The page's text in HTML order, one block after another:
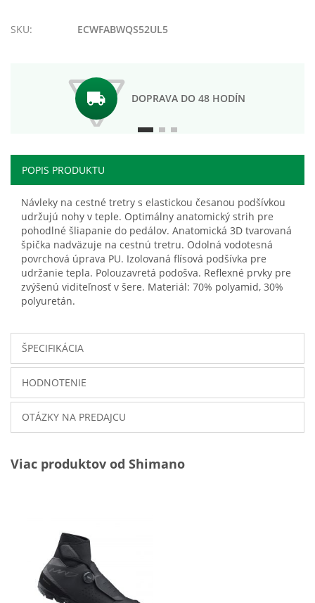
SKU:
ECWFABWQS52UL5
DOPRAVA DO 48 HODÍN
POPIS PRODUKTU
Návleky na cestné tretry s elastickou česanou podšívkou
udržujú nohy v teple. Optimálny anatomický strih pre
pohodlné šliapanie do pedálov. Anatomická 3D tvarovaná
špička nadväzuje na cestnú tretru. Odolná vodotesná
povrchová úprava PU. Izolovaná flísová podšívka pre
udržanie tepla. Polouzavretá podošva. Reflexné prvky pre
zvýšenú viditeľnosť v šere. Materiál: 70% polyamid, 30%
polyuretán.
ŠPECIFIKÁCIA
HODNOTENIE
OTÁZKY NA PREDAJCU
Viac produktov od Shimano